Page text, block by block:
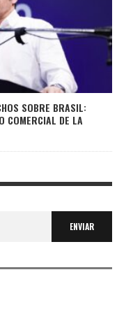
SOBRE BRASIL:
COMERCIAL DE LA